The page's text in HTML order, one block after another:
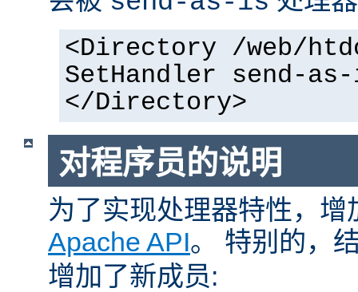
<Directory /web/
SetHandler send-
</Directory>
对程序员的说明
为了实现处理器特性，增
Apache API。 特别的，
增加了新成员: